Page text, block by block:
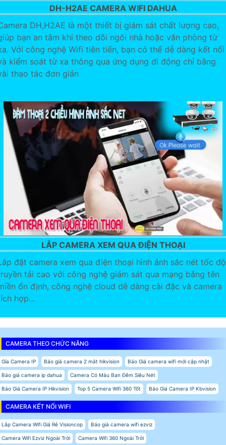
DH-H2AE CAMERA WIFI DAHUA
DH,H2AE là một thiết bị giám sát chất lượng cao,
bạn an tâm khi theo dõi ngôi nhà hoặc văn phòng từ
Với công nghệ Wifi tiên tiến, bạn có thể dễ dàng kết nối
kiểm soát từ xa thông qua ứng dụng di động chỉ bằng
thao tác đơn giản
LẮP CAMERA XEM QUA ĐIỆN THOẠI
đặt camera xem qua điện thoại hình ảnh sắc nét tốc độ
tải cao với công nghệ giám sát qua mạng bằng tên
ổn định, công nghệ cloud dễ dàng cài đặc và camera
hợp...
CAMERA THEO CHỨC NĂNG
Gía Camera IP Báo giá camera 2 mắt hikvision Báo Giá camera wifi mới cập nhật
Báo giá camera ip dahua Camera Có Màu Ban Đêm Siêu Nét
Báo Giá Camera IP Hikvision Top 5 Camera Wifi 360 Tốt Báo Giá Camera IP Kbvision
CAMERA KẾT NỐI WIFI
Lắp Camera Wifi Giá Rẻ Visioncop Báo giá camera wifi ezviz
Camera Wifi Ezviz Ngoài Trời Camera Wifi 360 Ngoài Trời